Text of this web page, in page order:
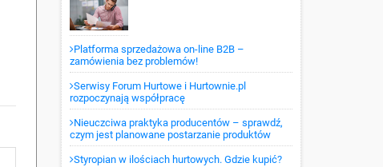
Platforma sprzedażowa on-line B2B –
zamówienia bez problemów!
Serwisy Forum Hurtowe i Hurtownie.pl
rozpoczynają współpracę
Nieuczciwa praktyka producentów – sprawdź,
czym jest planowane postarzanie produktów
Styropian w ilościach hurtowych. Gdzie kupić?